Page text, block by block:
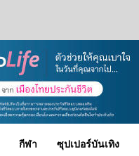
กีฬา ซุปเปอร์บันเทิง